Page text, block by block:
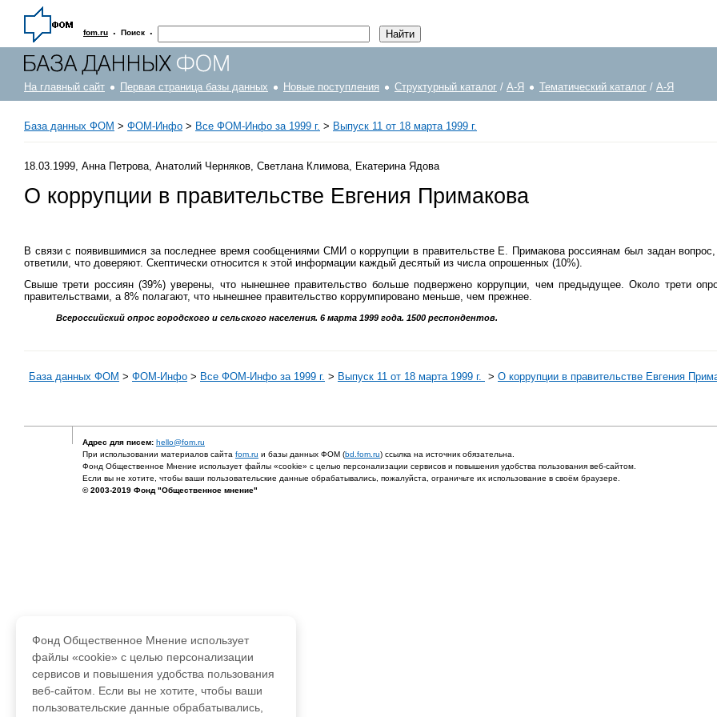
fom.ru · Поиск ·
На главный сайт Первая страница базы данных Новые поступления Структурный каталог / А-Я Тематический каталог / А-Я
База данных ФОМ > ФOM-Инфо > Все ФОМ-Инфо за 1999 г. > Выпуск 11 от 18 марта 1999 г.
18.03.1999, Анна Петрова, Анатолий Черняков, Светлана Климова, Екатерина Ядова
О коррупции в правительстве Евгения Примакова
В связи с появившимися за последнее время сообщениями СМИ о коррупции в правительстве Е. Примакова россиянам был задан
ответили, что доверяют. Скептически относится к этой информации каждый десятый из числа опрошенных (10%).
Свыше трети россиян (39%) уверены, что нынешнее правительство больше подвержено коррупции, чем предыдущее. Около трети
правительствами, а 8% полагают, что нынешнее правительство коррумпировано меньше, чем прежнее.
Всероссийский опрос городского и сельского населения. 6 марта 1999 года. 1500 респондентов.
База данных ФОМ > ФOM-Инфо > Все ФОМ-Инфо за 1999 г. > Выпуск 11 от 18 марта 1999 г. > О коррупции в правительстве Евгения
Адрес для писем: hello@fom.ru
При использовании материалов сайта fom.ru и базы данных ФОМ (bd.fom.ru) ссылка на источник обязательна.
Фонд Общественное Мнение использует файлы «cookie» с целью персонализации сервисов и повышения удобства пользования веб-сайтом.
Если вы не хотите, чтобы ваши пользовательские данные обрабатывались, пожалуйста, ограничьте их использование в своём браузере.
© 2003-2019 Фонд "Общественное мнение"
Фонд Общественное Мнение использует
файлы «cookie» с целью персонализации
сервисов и повышения удобства пользования
веб-сайтом. Если вы не хотите, чтобы ваши
пользовательские данные обрабатывались,